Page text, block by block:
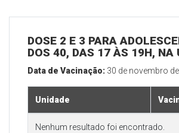
DOSE 2 E 3 PARA
DOS 40, DAS 17 ÀS 19H, NA
Data de Vacinação: 30 de novembro
Unidade
Nenhum resultado foi encontrado.